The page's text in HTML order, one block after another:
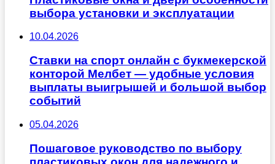
выбора установки и эксплуатации
10.04.2026
Ставки на спорт онлайн с букмекерской
конторой Мелбет — удобные условия
выплаты выигрышей и большой выбор
событий
05.04.2026
Пошаговое руководство по выбору